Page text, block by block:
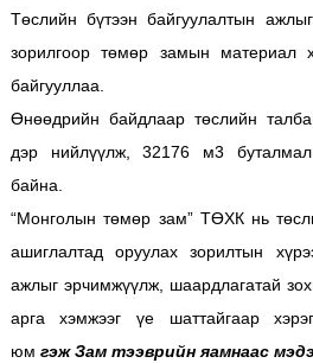
Төслийн бүтээн байгуулалтын
зорилгоор төмөр замын материал
байгууллаа.
Өнөөдрийн байдлаар төслийн
дэр нийлүүлж, 32176 м3 буталмал
байна.
“Монголын төмөр зам” ТӨХК нь
ашиглалтад оруулах зорилтын
ажлыг эрчимжүүлж, шаардлагатай
арга хэмжээг үе шаттайгаар
юм гэж Зам тээврийн яамнаас